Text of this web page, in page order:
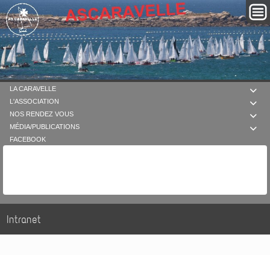

LA CARAVELLE

L'ASSOCIATION

NOS RENDEZ VOUS

MÉDIA/PUBLICATIONS
FACEBOOK
Intranet